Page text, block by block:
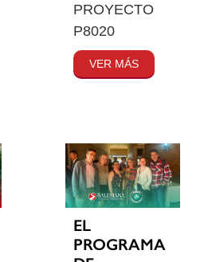
PROYECTO
P8020
VER MÁS
EL
PROGRAMA